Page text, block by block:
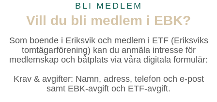
BLI MEDLEM
Vill du bli medlem i EBK?
Som boende i Eriksvik och medlem i ETF (Eriksviks
tomtägarförening) kan du anmäla intresse för
medlemskap och båtplats via våra digitala formulär:
Krav & avgifter: Namn, adress, telefon och e-post
samt EBK‑avgift och ETF‑avgift.